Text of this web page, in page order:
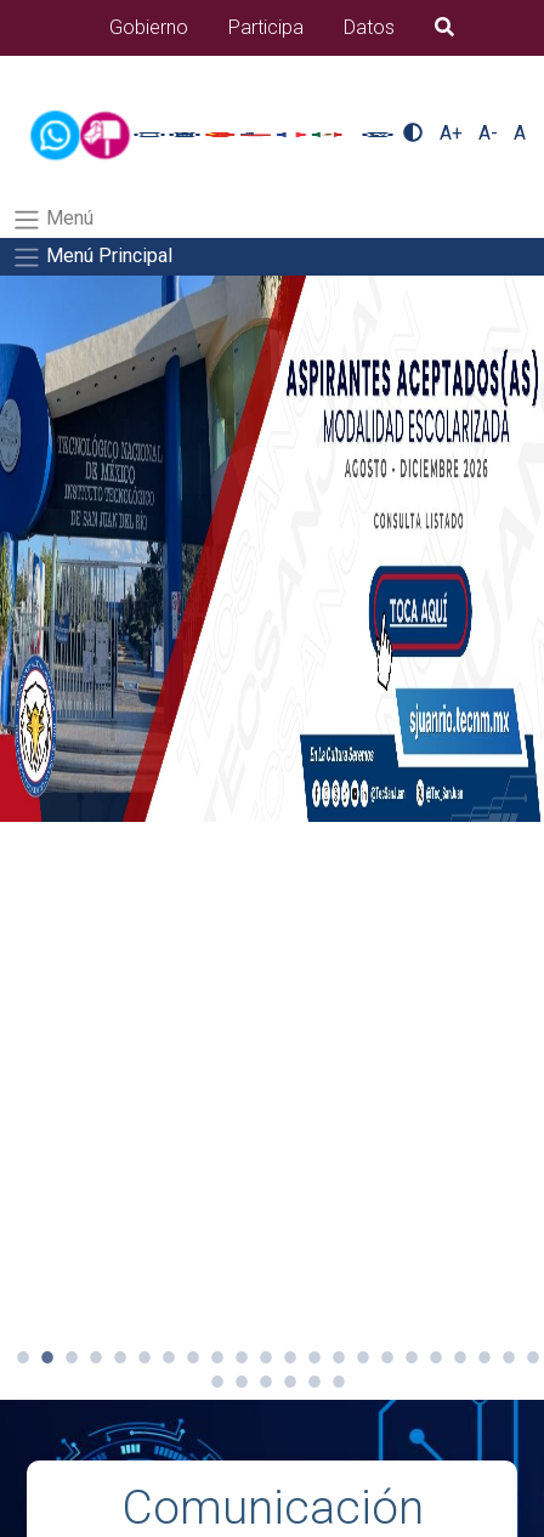
alumnos/pdfSalida del comando:
Gobierno Participa Datos B�squeda
A+ A- A
Menú
Menú Principal
Comunicación